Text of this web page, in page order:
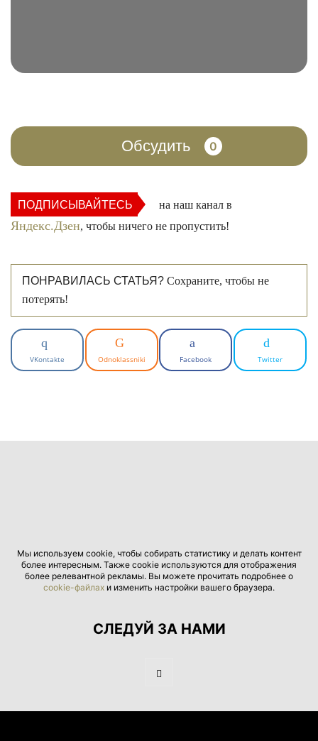
Обсудить 0
ПОДПИСЫВАЙТЕСЬ на наш канал в
Яндекс.Дзен, чтобы ничего не пропустить!
ПОНРАВИЛАСЬ СТАТЬЯ? Сохраните, чтобы не
потерять!
VKontakte Odnoklassniki Facebook Twitter
Мы используем cookie, чтобы собирать статистику и делать контент
более интересным. Также cookie используются для отображения
более релевантной рекламы. Вы можете прочитать подробнее о
cookie-файлах и изменить настройки вашего браузера.
СЛЕДУЙ ЗА НАМИ